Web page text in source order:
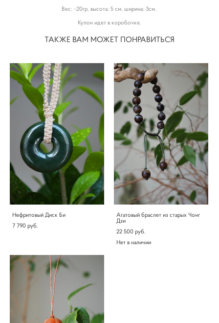
Вес: ~20гр, высота: 5 см, ширина: 3см.
Кулон идет в коробочке.
ТАКЖЕ ВАМ МОЖЕТ ПОНРАВИТЬСЯ
Нефритовый Диск Би
7 790 pуб.
Агатовый браслет из старых Чонг
Дзи
22 500 pуб.
Нет в наличии